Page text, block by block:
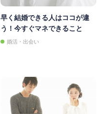
早く結婚できる人はココが違
う！今すぐマネできること
婚活・出会い